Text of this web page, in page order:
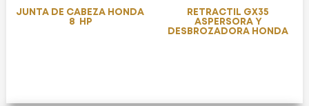
JUNTA DE CABEZA HONDA
8 HP
RETRACTIL GX35
ASPERSORA Y
DESBROZADORA HONDA